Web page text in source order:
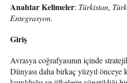
Anahtar Kelimeler: Türkistan,
Entegrasyon.
Giriş
Avrasya coğrafyasının içinde
Dünyası daha birkaç yüzyıl